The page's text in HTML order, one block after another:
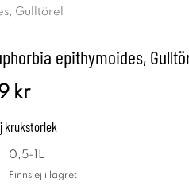
Gulltörel
epithymoides,
kr
krukstorlek
0,5-1L
Finns ej i lagret